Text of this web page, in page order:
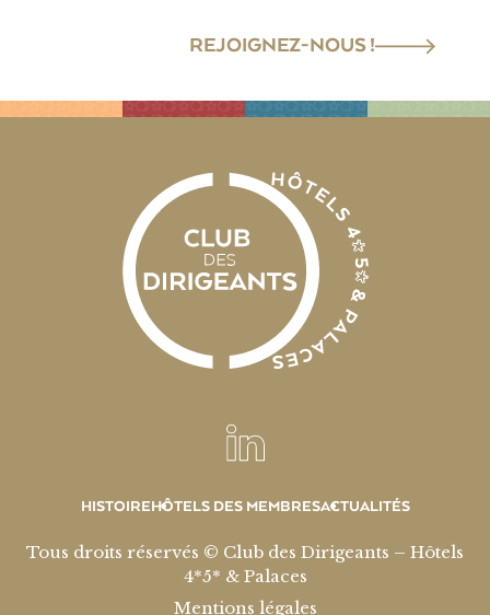
REJOIGNEZ-NOUS !
HISTOIREHÔTELS DES MEMBRESACTUALITÉS
Tous droits réservés © Club des Dirigeants – Hôtels
4*5* & Palaces
Mentions légales